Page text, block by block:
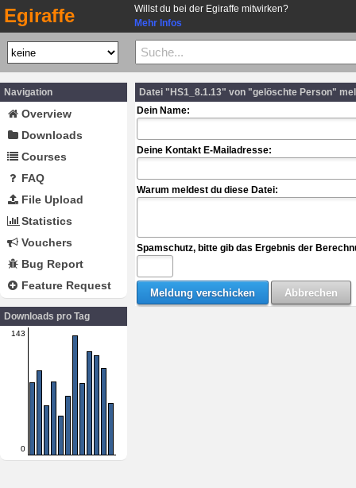
Egiraffe
Willst du bei der Egiraffe mitwirken?
Mehr Infos
Navigation
Overview
Downloads
Courses
FAQ
File Upload
Statistics
Vouchers
Bug Report
Feature Request
Downloads pro Tag
143
0
Datei "HS1_8.1.13" von "gelöschte Person"
Dein Name:
Deine Kontakt E-Mailadresse:
Warum meldest du diese Datei:
Spamschutz, bitte gib das Ergebnis der